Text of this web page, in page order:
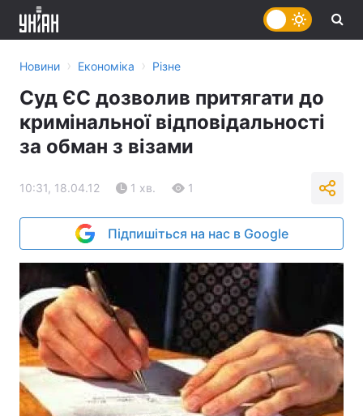
Новини › Економіка › Різне
Суд ЄС дозволив притягати до
кримінальної відповідальності
за обман з візами
10:31, 18.04.12 1 хв. 1
Підпишіться на нас в Google